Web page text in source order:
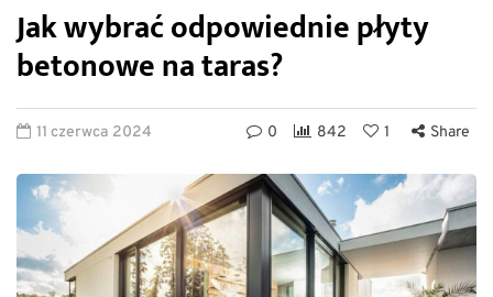
Jak wybrać odpowiednie płyty
betonowe na taras?
11 czerwca 2024 0 842 1 Share